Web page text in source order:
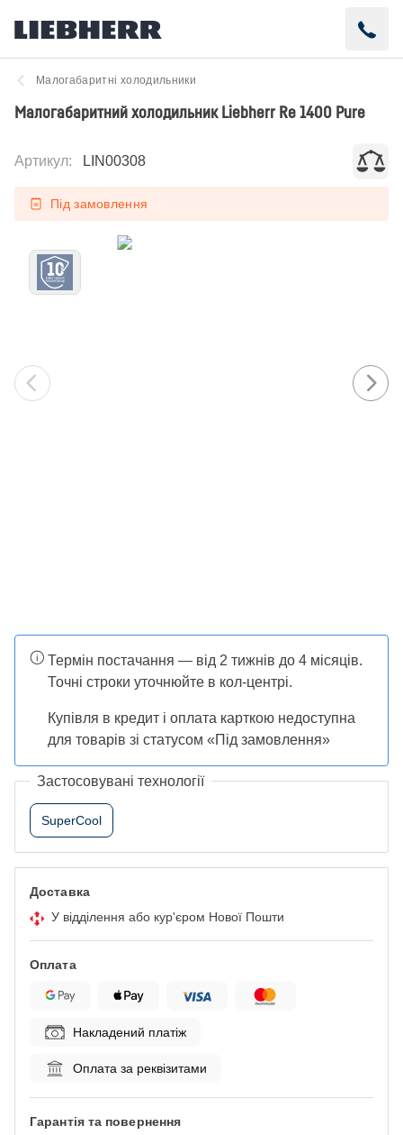
Малогабаритні холодильники
Малогабаритний холодильник Liebherr Re 1400 Pure
Артикул: LIN00308
Під замовлення
Термін постачання — від 2 тижнів до 4 місяців.
Точні строки уточнюйте в кол-центрі.
Купівля в кредит і оплата карткою недоступна
для товарів зі статусом «Під замовлення»
Застосовувані технології
SuperCool
Доставка
У відділення або кур'єром Нової Пошти
Оплата
Накладений платіж
Оплата за реквізитами
Гарантія та повернення